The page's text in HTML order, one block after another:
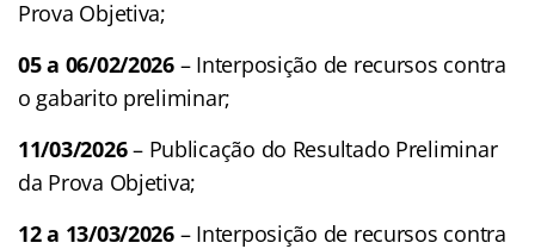
Prova Objetiva;
05 a 06/02/2026– Interposição de recursos contra
o gabarito preliminar;
11/03/2026– Publicação do Resultado Preliminar
da Prova Objetiva;
12 a 13/03/2026– Interposição de recursos contra